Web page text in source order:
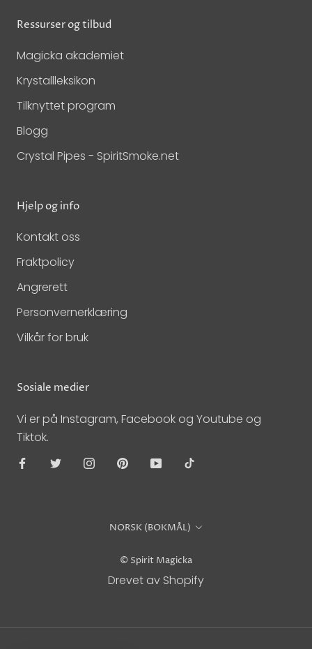
Ressurser og tilbud
Magicka akademiet
Krystallleksikon
Tilknyttet program
Blogg
Crystal Pipes - SpiritSmoke.net
Hjelp og info
Kontakt oss
Fraktpolicy
Angrerett
Personvernerklæring
Vilkår for bruk
Sosiale medier
Vi er på Instagram, Facebook og Youtube og
Tiktok.
Språk
NORSK (BOKMÅL)
© Spirit Magicka
Drevet av Shopify